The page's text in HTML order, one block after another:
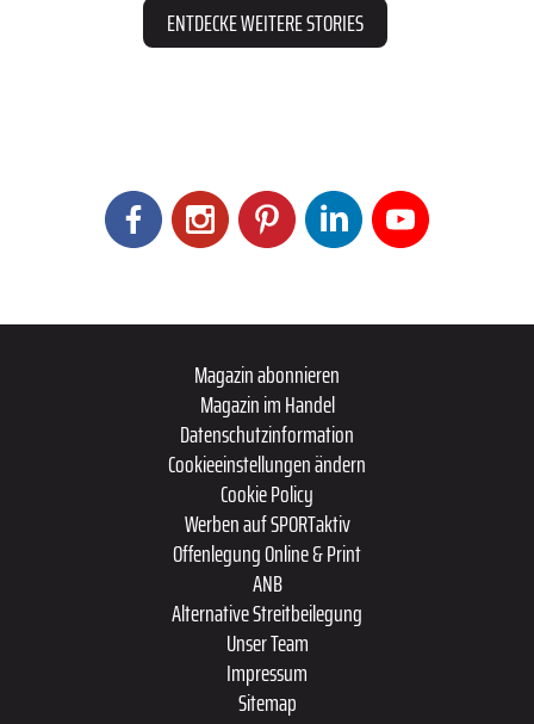
ENTDECKE WEITERE STORIES
Magazin abonnieren
Magazin im Handel
Datenschutzinformation
Cookieeinstellungen ändern
Cookie Policy
Werben auf SPORTaktiv
Offenlegung Online & Print
ANB
Alternative Streitbeilegung
Unser Team
Impressum
Sitemap